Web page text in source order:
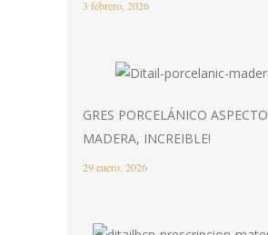
3 febrero, 2026
GRES PORCELÁNICO ASPECTO
MADERA, INCREIBLE!
29 enero, 2026